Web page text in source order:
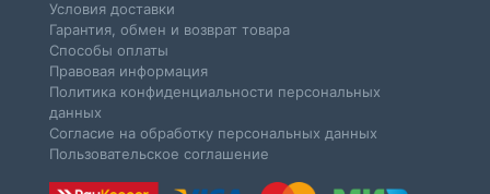
Условия доставки
Гарантия, обмен и возврат товара
Способы оплаты
Правовая информация
Политика конфиденциальности персональных
данных
Согласие на обработку персональных данных
Пользовательское соглашение